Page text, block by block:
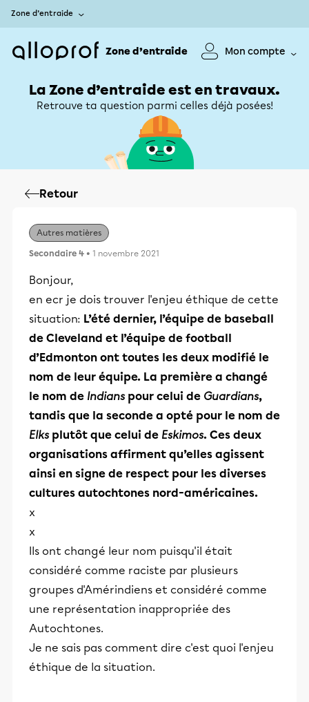
Zone d’entraide
Zone d’entraide Mon compte
La Zone d’entraide est en travaux.
Retrouve ta question parmi celles déjà posées!
Retour
Autres matières
Secondaire 4 • 1 novembre 2021
Bonjour,
en ecr je dois trouver l'enjeu éthique de cette
situation: L’été dernier, l’équipe de baseball
de Cleveland et l’équipe de football
d’Edmonton ont toutes les deux modifié le
nom de leur équipe. La première a changé
le nom de Indianspour celui de Guardians,
tandis que la seconde a opté pour le nom de
Elksplutôt que celui de Eskimos. Ces deux
organisations affirment qu’elles agissent
ainsi en signe de respect pour les diverses
cultures autochtones nord-américaines.
x
x
Ils ont changé leur nom puisqu'il était
considéré comme raciste par plusieurs
groupes d'Amérindiens et considéré comme
une représentation inappropriée des
Autochtones.
Je ne sais pas comment dire c'est quoi l'enjeu
éthique de la situation.